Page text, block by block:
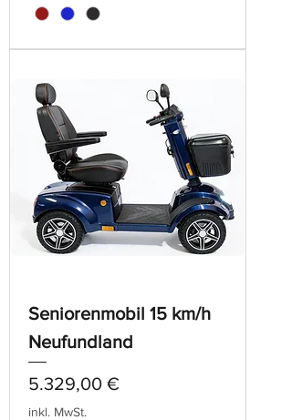
Seniorenmobil 15 km/h
Neufundland
Preis
5.329,00 €
inkl. MwSt.